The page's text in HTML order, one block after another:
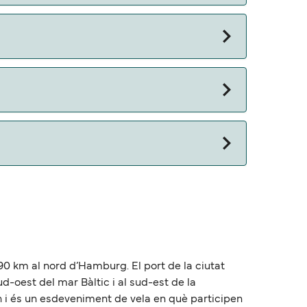
km al nord d’Hamburg. El port de la ciutat
oest del mar Bàltic i al sud-est de la
és un esdeveniment de vela en què participen